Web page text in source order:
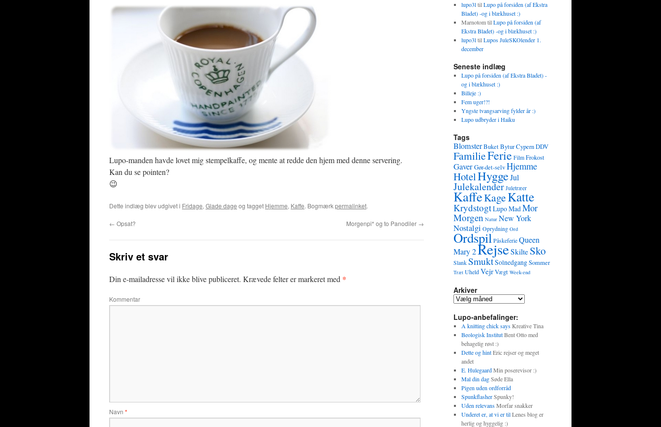
Lupo-manden havde lovet mig stempelkaffe, og mente at redde den hjem med denne servering.
Kan du se pointen?
😉
Dette indlæg blev udgivet i Fridage, Glade dage og tagget Hjemme, Kaffe. Bogmærkpermalinket.
← Opsat? Morgenpi* og to Panodiler →
Skriv et svar
Din e-mailadresse vil ikke blive publiceret. Krævede felter er markeret med *
Kommentar
Navn *
lupo3ltilLupo på forsiden (af Ekstra
Bladet) -og i blækhuset :)
MarnotomtilLupo på forsiden (af
Ekstra Bladet) -og i blækhuset :)
lupo3ltilLupos JuleSKOlender 1.
december
Seneste indlæg
Lupo på forsiden (af Ekstra Bladet) -
og i blækhuset :)
Billeje :)
Fem uger!?!
Yngste tvangsarving fylder år :)
Lupo udbryder i Haiku
Tags
BlomsterBuketByturCypernDDV
FamilieFerie FilmFrokost
GaverGør-det-selvHjemme
HotelHyggeJul
JulekalenderJuletræer
KaffeKageKatte
KrydstogtLupoMadMor
Morgen Natur New York
Nostalgi Oprydning Ord
OrdspilPåskeferieQueen
Mary 2RejseSkilte Sko
SlankSmuktSolnedgangSommer
Træt Uheld VejrVægt Week-end
Arkiver
Lupo-anbefalinger:
A knitting chick saysKreative Tina
Beologisk InstitutBent Otto med
behagelig røst :)
Dette og hintEric rejser og meget
andet
E. HulegaardMin poserevisor :)
Mal din dagSøde Ella
Pigen uden ordforråd
SpunkflasherSpunky!
Uden relevansMorfar snakker
Underet er, at vi er tilLenes blog er
herlig og hyggelig :)